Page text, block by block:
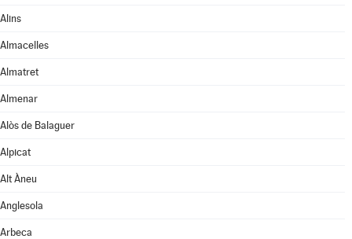
Alins
Almacelles
Almatret
Almenar
Alòs de Balaguer
Alpicat
Alt Àneu
Anglesola
Arbeca